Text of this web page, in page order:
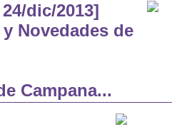
dic/2013]
Novedades de
Campana...